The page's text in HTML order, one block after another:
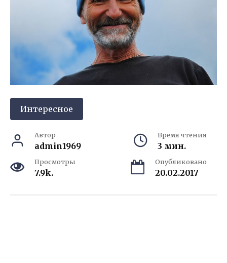
Интересное
Автор
admin1969
Время чтения
3 мин.
Просмотры
7.9k.
Опубликовано
20.02.2017